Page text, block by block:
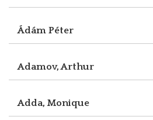
Ádám Péter
Adamov, Arthur
Adda, Monique